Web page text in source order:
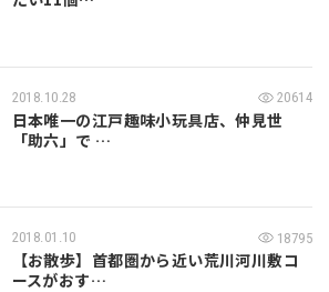
2018.10.28 20614
日本唯一の江戸趣味小玩具店、仲見世
「助六」で …
2018.01.10 18795
【お散歩】首都圏から近い荒川河川敷コ
ースがおす…